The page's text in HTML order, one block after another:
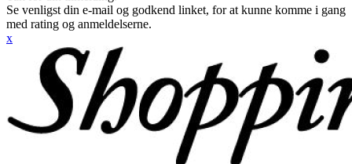
Se venligst din e-mail og godkend linket, for at kunne komme i gang
med rating og anmeldelserne.
x